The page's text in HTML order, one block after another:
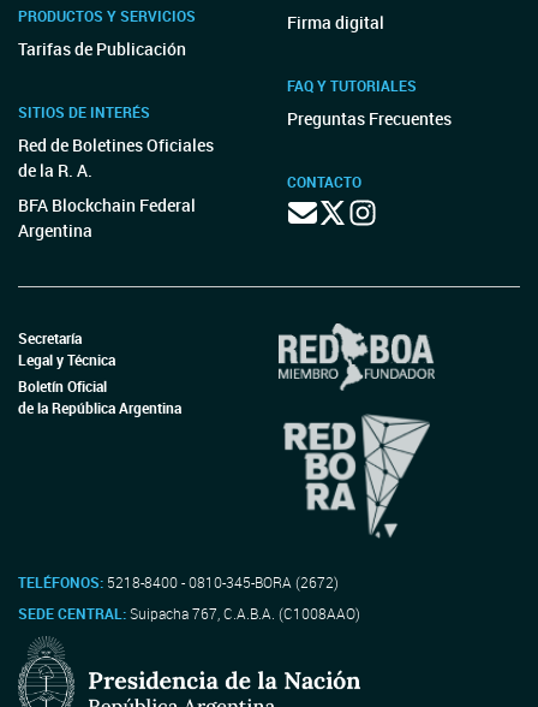
PRODUCTOS Y SERVICIOS
Tarifas de Publicación
SITIOS DE INTERÉS
Red de Boletines Oficiales
de la R. A.
BFA Blockchain Federal
Argentina
Firma digital
FAQ Y TUTORIALES
Preguntas Frecuentes
CONTACTO
Secretaría
Legal y Técnica
Boletín Oficial
de la República Argentina
TELÉFONOS: 5218-8400 - 0810-345-BORA (2672)
SEDE CENTRAL:Suipacha 767, C.A.B.A. (C1008AAO)